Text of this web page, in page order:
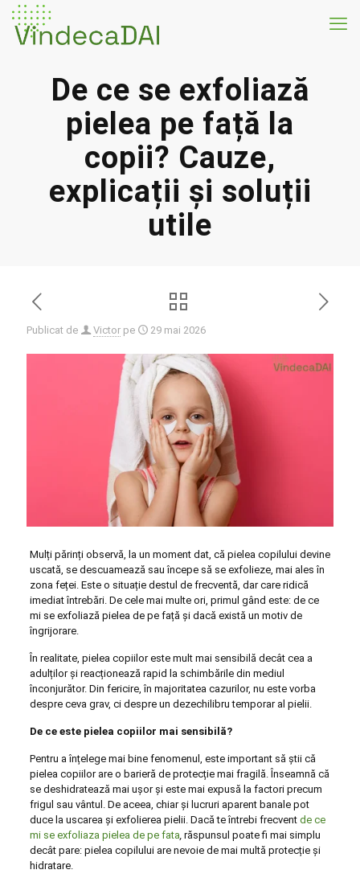
De ce se exfoliază
pielea pe față la
copii? Cauze,
explicații și soluții
utile
Publicat de Victor pe 29 mai 2026
Mulți părinți observă, la un moment dat, că pielea copilului devine
uscată, se descuamează sau începe să se exfolieze, mai ales în
zona feței. Este o situație destul de frecventă, dar care ridică
imediat întrebări. De cele mai multe ori, primul gând este: de ce
mi se exfoliază pielea de pe față și dacă există un motiv de
îngrijorare.
În realitate, pielea copiilor este mult mai sensibilă decât cea a
adulților și reacționează rapid la schimbările din mediul
înconjurător. Din fericire, în majoritatea cazurilor, nu este vorba
despre ceva grav, ci despre un dezechilibru temporar al pielii.
De ce este pielea copiilor mai sensibilă?
Pentru a înțelege mai bine fenomenul, este important să știi că
pielea copiilor are o barieră de protecție mai fragilă. Înseamnă că
se deshidratează mai ușor și este mai expusă la factori precum
frigul sau vântul. De aceea, chiar și lucruri aparent banale pot
duce la uscarea și exfolierea pielii. Dacă te întrebi frecvent de ce
mi se exfoliaza pielea de pe fata,răspunsul poate fi mai simplu
decât pare: pielea copilului are nevoie de mai multă protecție și
hidratare.